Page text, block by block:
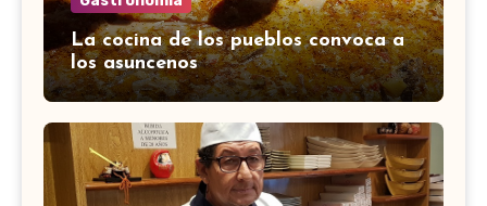
La cocina de los pueblos convoca a
los asuncenos